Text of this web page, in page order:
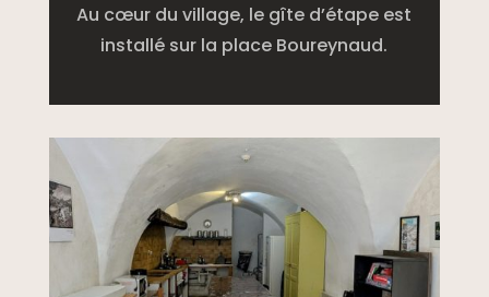
Au cœur du village, le gîte d’étape est
installé sur la place Boureynaud.